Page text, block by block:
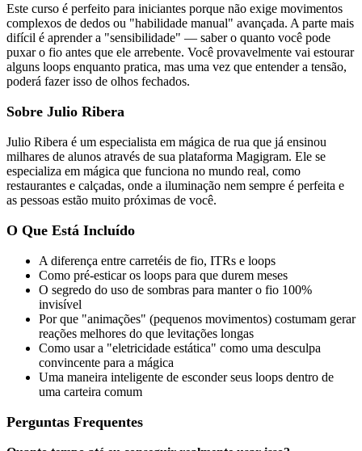
Este curso é perfeito para iniciantes porque não exige movimentos
complexos de dedos ou "habilidade manual" avançada. A parte mais
difícil é aprender a "sensibilidade" — saber o quanto você pode
puxar o fio antes que ele arrebente. Você provavelmente vai estourar
alguns loops enquanto pratica, mas uma vez que entender a tensão,
poderá fazer isso de olhos fechados.
Sobre Julio Ribera
Julio Ribera é um especialista em mágica de rua que já ensinou
milhares de alunos através de sua plataforma Magigram. Ele se
especializa em mágica que funciona no mundo real, como
restaurantes e calçadas, onde a iluminação nem sempre é perfeita e
as pessoas estão muito próximas de você.
O Que Está Incluído
A diferença entre carretéis de fio, ITRs e loops
Como pré-esticar os loops para que durem meses
O segredo do uso de sombras para manter o fio 100%
invisível
Por que "animações" (pequenos movimentos) costumam gerar
reações melhores do que levitações longas
Como usar a "eletricidade estática" como uma desculpa
convincente para a mágica
Uma maneira inteligente de esconder seus loops dentro de
uma carteira comum
Perguntas Frequentes